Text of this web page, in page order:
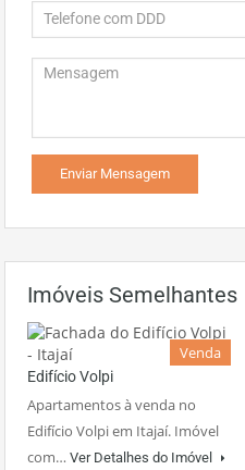
Imóveis Semelhantes
Venda
Edifício Volpi
Apartamentos à venda no
Edifício Volpi em Itajaí. Imóvel
com… Ver Detalhes do Imóvel